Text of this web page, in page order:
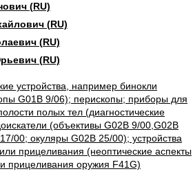
(RU)
(RU)
(RU)
(RU)
устройства, например бинокли
G01B 9/06); перископы; приборы для
полых тел (диагностические
(объективы G02B 9/00,G02B
00; окуляры G02B 25/00); устройства
прицеливания (неоптические аспекты
прицеливания оружия F41G)